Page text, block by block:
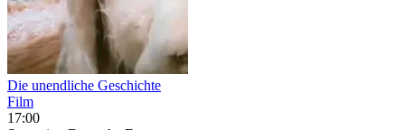
Die unendliche Geschichte
Film
17:00